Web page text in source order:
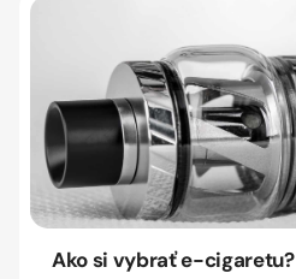
Ako si vybrať e-cigaretu?